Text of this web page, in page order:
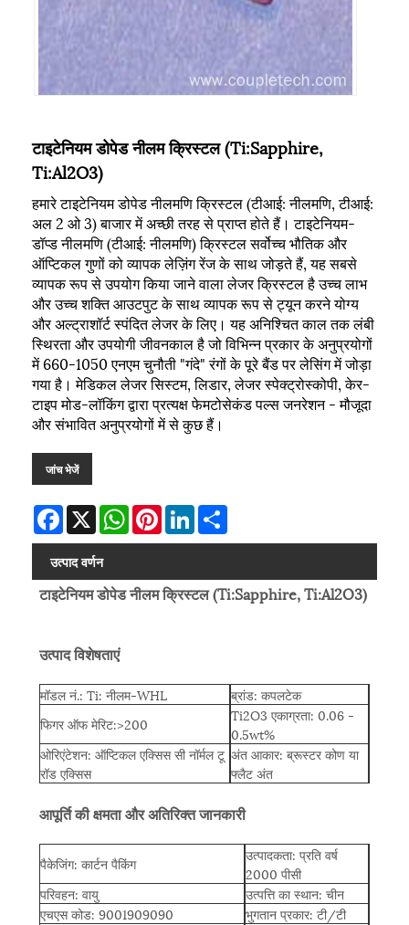
टाइटेनियम डोपेड नीलम क्रिस्टल (Ti:Sapphire,
Ti:Al2O3)
हमारे टाइटेनियम डोपेड नीलमणि क्रिस्टल (टीआई: नीलमणि, टीआई:
अल 2 ओ 3) बाजार में अच्छी तरह से प्राप्त होते हैं। टाइटेनियम-
डॉप्ड नीलमणि (टीआई: नीलमणि) क्रिस्टल सर्वोच्च भौतिक और
ऑप्टिकल गुणों को व्यापक लेज़िंग रेंज के साथ जोड़ते हैं, यह सबसे
व्यापक रूप से उपयोग किया जाने वाला लेजर क्रिस्टल है उच्च लाभ
और उच्च शक्ति आउटपुट के साथ व्यापक रूप से ट्यून करने योग्य
और अल्ट्राशॉर्ट स्पंदित लेजर के लिए। यह अनिश्चित काल तक लंबी
स्थिरता और उपयोगी जीवनकाल है जो विभिन्न प्रकार के अनुप्रयोगों
में 660-1050 एनएम चुनौती "गंदे" रंगों के पूरे बैंड पर लेसिंग में जोड़ा
गया है। मेडिकल लेजर सिस्टम, लिडार, लेजर स्पेक्ट्रोस्कोपी, केर-
टाइप मोड-लॉकिंग द्वारा प्रत्यक्ष फेमटोसेकंड पल्स जनरेशन - मौजूदा
और संभावित अनुप्रयोगों में से कुछ हैं।
जांच भेजें
Facebook
X WhatsAppPinterestLinkedIn
उत्पाद वर्णन
टाइटेनियम डोपेड नीलम क्रिस्टल (Ti:Sapphire, Ti:Al2O3)
उत्पाद विशेषताएं
मॉडल नं.: Ti: नीलम-WHL
ब्रांड: कपलटेक
फिगर ऑफ मेरिट:>200
Ti2O3 एकाग्रता: 0.06 -
0.5wt%
ओरिएंटेशन: ऑप्टिकल एक्सिस सी नॉर्मल टू
रॉड एक्सिस
अंत आकार: ब्रूस्टर कोण या
फ्लैट अंत
आपूर्ति की क्षमता और अतिरिक्त जानकारी
पैकेजिंग: कार्टन पैकिंग
उत्पादकता: प्रति वर्ष
2000 पीसी
परिवहन: वायु
उत्पत्ति का स्थान: चीन
एचएस कोड: 9001909090
भुगतान प्रकार: टी/टी